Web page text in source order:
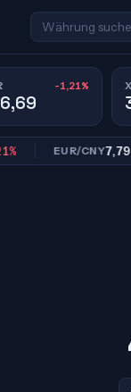
-1,21%
EUR/CNY7,7912-